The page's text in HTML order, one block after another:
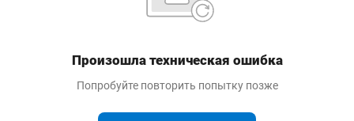
Произошла техническая ошибка
Попробуйте повторить попытку позже